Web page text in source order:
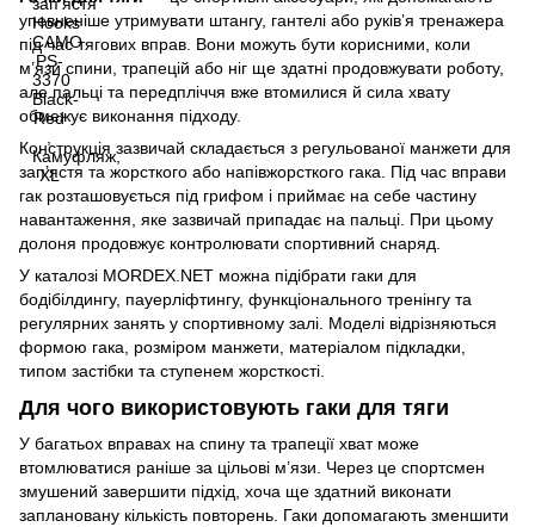
упевненіше утримувати штангу, гантелі або руків’я тренажера
під час тягових вправ. Вони можуть бути корисними, коли
м’язи спини, трапецій або ніг ще здатні продовжувати роботу,
але пальці та передпліччя вже втомилися й сила хвату
обмежує виконання підходу.
Конструкція зазвичай складається з регульованої манжети для
зап’ястя та жорсткого або напівжорсткого гака. Під час вправи
гак розташовується під грифом і приймає на себе частину
навантаження, яке зазвичай припадає на пальці. При цьому
долоня продовжує контролювати спортивний снаряд.
У каталозі MORDEX.NET можна підібрати гаки для
бодібілдингу, пауерліфтингу, функціонального тренінгу та
регулярних занять у спортивному залі. Моделі відрізняються
формою гака, розміром манжети, матеріалом підкладки,
типом застібки та ступенем жорсткості.
Для чого використовують гаки для тяги
У багатьох вправах на спину та трапеції хват може
втомлюватися раніше за цільові м’язи. Через це спортсмен
змушений завершити підхід, хоча ще здатний виконати
заплановану кількість повторень. Гаки допомагають зменшити